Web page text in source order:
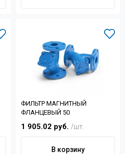
ФИЛЬТР МАГНИТНЫЙ
ФЛАНЦЕВЫЙ 50
1 905.02 руб. /шт.
В корзину